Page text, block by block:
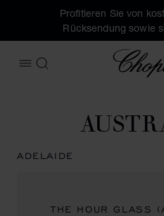
Profitieren Sie von
Rücksendung sowie
MENÜ ÖFFNEN
SUCHEN
ADELAIDE
THE HOUR GLASS